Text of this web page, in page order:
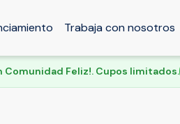
Trabaja con nosotros
Feliz!. Cupos limitados.